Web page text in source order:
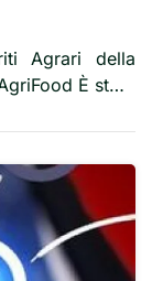
Agrari della
È st…